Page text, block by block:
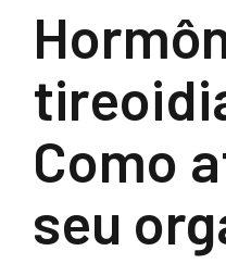
Como
seu